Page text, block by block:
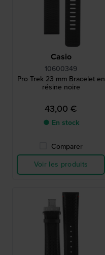
Casio
10600349
Pro Trek 23 mm Bracelet en
résine noire
43,00 €
● En stock
Comparer
Voir les produits